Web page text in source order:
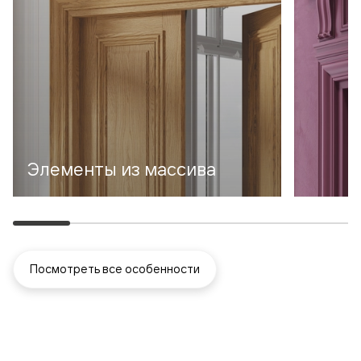
Элементы из массива
Посмотреть все особенности